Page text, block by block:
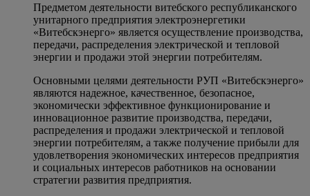
Предметом деятельности витебского республиканского
унитарного предприятия электроэнергетики
«Витебскэнерго» является осуществление производства,
передачи, распределения электрической и тепловой
энергии и продажи этой энергии потребителям.
Основными целями деятельности РУП «Витебскэнерго»
являются надежное, качественное, безопасное,
экономически эффективное функционирование и
инновационное развитие производства, передачи,
распределения и продажи электрической и тепловой
энергии потребителям, а также получение прибыли для
удовлетворения экономических интересов предприятия
и социальных интересов работников на основании
стратегии развития предприятия.